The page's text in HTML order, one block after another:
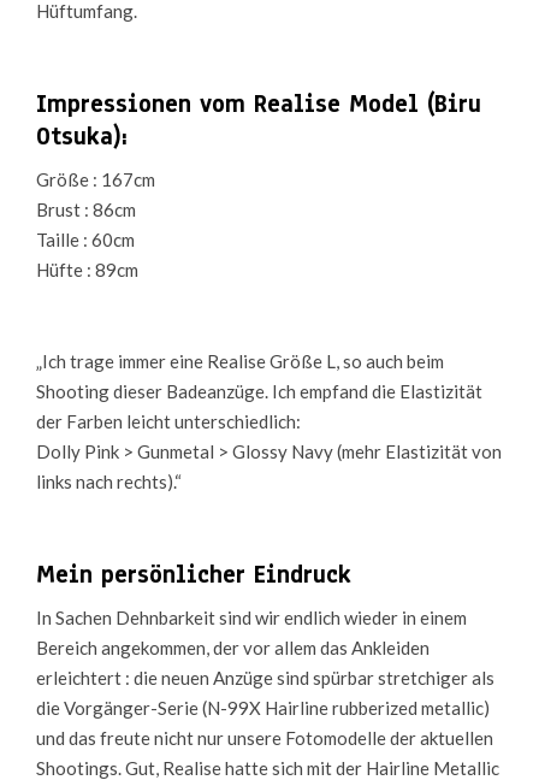
Hüftumfang.
Impressionen vom Realise Model (Biru
Otsuka):
Größe : 167cm
Brust : 86cm
Taille : 60cm
Hüfte : 89cm
„Ich trage immer eine Realise Größe L, so auch beim
Shooting dieser Badeanzüge. Ich empfand die Elastizität
der Farben leicht unterschiedlich:
Dolly Pink > Gunmetal > Glossy Navy (mehr Elastizität von
links nach rechts).“
Mein persönlicher Eindruck
In Sachen Dehnbarkeit sind wir endlich wieder in einem
Bereich angekommen, der vor allem das Ankleiden
erleichtert : die neuen Anzüge sind spürbar stretchiger als
die Vorgänger-Serie (N-99X Hairline rubberized metallic)
und das freute nicht nur unsere Fotomodelle der aktuellen
Shootings. Gut, Realise hatte sich mit der Hairline Metallic